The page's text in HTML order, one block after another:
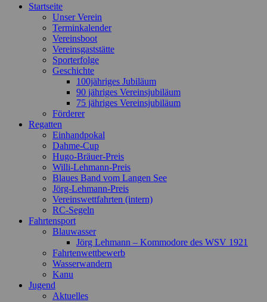
Zum
Startseite
Unser Verein
Terminkalender
Vereinsboot
Vereinsgaststätte
Sporterfolge
Geschichte
100jähriges Jubiläum
90 jähriges Vereinsjubiläum
75 jähriges Vereinsjubiläum
Förderer
Regatten
Einhandpokal
Dahme-Cup
Hugo-Bräuer-Preis
Willi-Lehmann-Preis
Blaues Band vom Langen See
Jörg-Lehmann-Preis
Vereinswettfahrten (intern)
RC-Segeln
Fahrtensport
Blauwasser
Jörg Lehmann – Kommodore des WSV 1921
Fahrtenwettbewerb
Wasserwandern
Kanu
Jugend
Aktuelles